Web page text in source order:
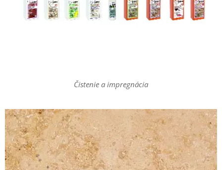
Čistenie a impregnácia